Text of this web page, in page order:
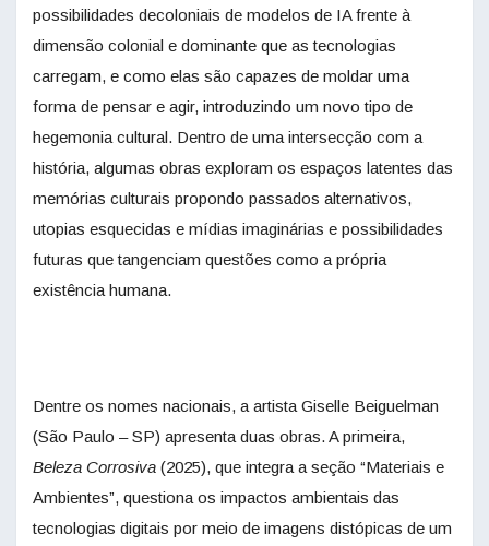
possibilidades decoloniais de modelos de IA frente à
dimensão colonial e dominante que as tecnologias
carregam, e como elas são capazes de moldar uma
forma de pensar e agir, introduzindo um novo tipo de
hegemonia cultural. Dentro de uma intersecção com a
história, algumas obras exploram os espaços latentes das
memórias culturais propondo passados alternativos,
utopias esquecidas e mídias imaginárias e possibilidades
futuras que tangenciam questões como a própria
existência humana.
Dentre os nomes nacionais, a artista Giselle Beiguelman
(São Paulo – SP) apresenta duas obras. A primeira,
Beleza Corrosiva (2025), que integra a seção “Materiais e
Ambientes”, questiona os impactos ambientais das
tecnologias digitais por meio de imagens distópicas de um